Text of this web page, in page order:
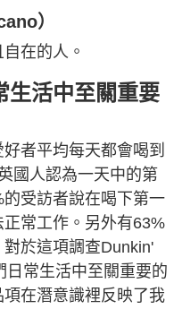
）
在的人。
生活中至關重要
者平均每天都會喝到
國人認為一天中的第
受訪者說在喝下第一
常工作。另外有63%
於這項調查Dunkin'
日常生活中至關重要的
在潛意識裡反映了我